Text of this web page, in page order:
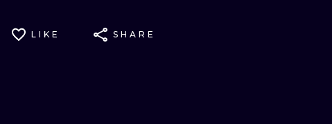
LIKE SHARE